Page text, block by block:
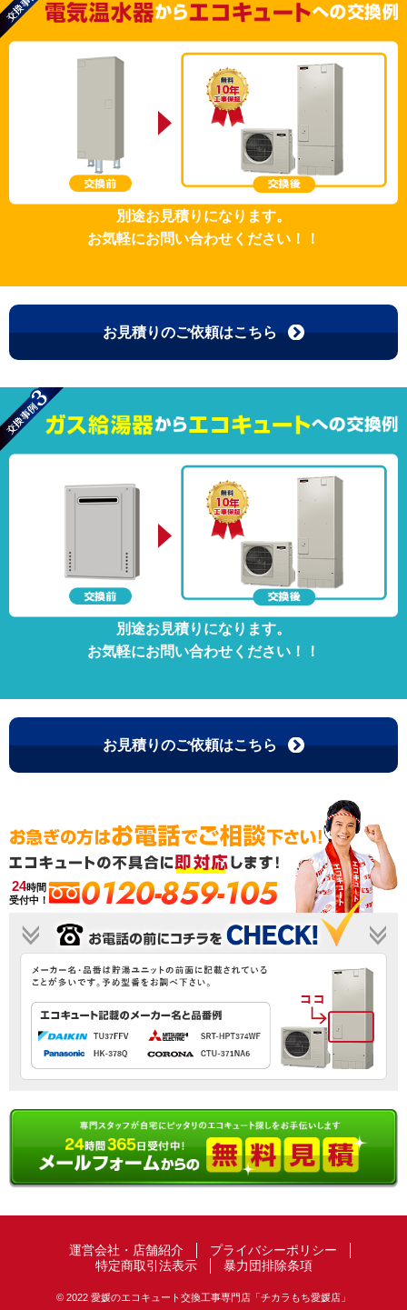
別途お見積りになります。
お気軽にお問い合わせください！！
お見積りのご依頼はこちら
別途お見積りになります。
お気軽にお問い合わせください！！
お見積りのご依頼はこちら
24時間
受付中！
0120-859-105
運営会社・店舗紹介
プライバシーポリシー
特定商取引法表示
暴力団排除条項
© 2022 愛媛のエコキュート交換工事専門店「チカラもち愛媛店」